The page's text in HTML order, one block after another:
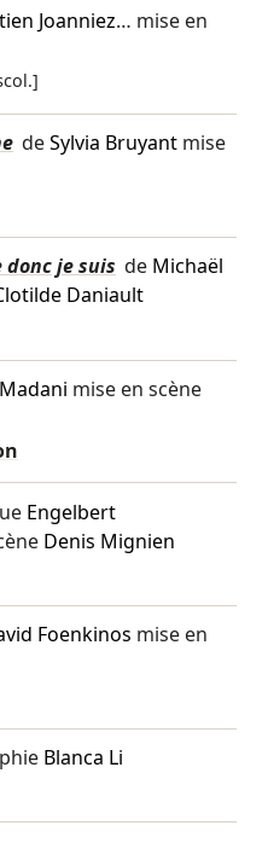
Joanniez… mise en
deSylvia Bruyantmise
donc je suis de Michaël
Daniault
mise en scène
Engelbert
Denis Mignien
Foenkinos mise en
Blanca Li